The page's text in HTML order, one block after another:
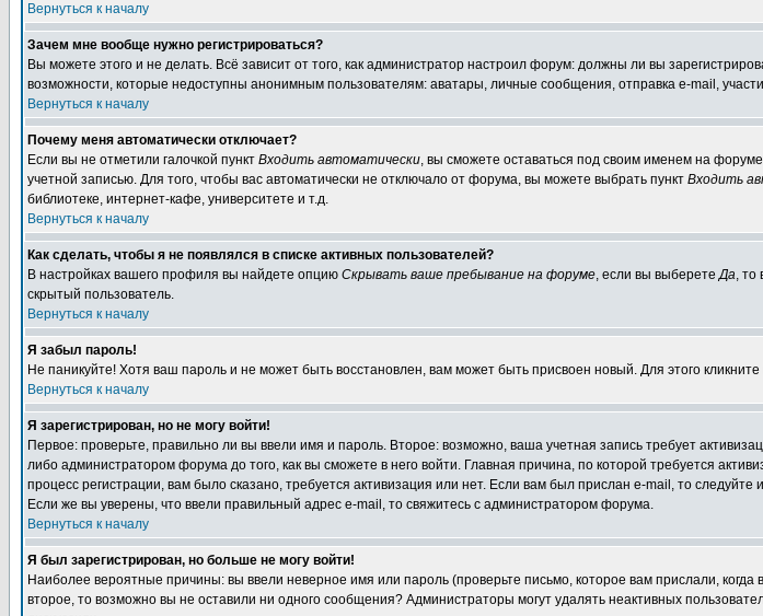
Вернуться к началу
Зачем мне вообще нужно регистрироваться?
Вы можете этого и не делать. Всё зависит от того, как администратор настроил форум: должны ли вы
возможности, которые недоступны анонимным пользователям: аватары, личные сообщения, отправка e-mail,
Вернуться к началу
Почему меня автоматически отключает?
Если вы не отметили галочкой пункт Входить автоматически, вы сможете оставаться под своим именем на
учетной записью. Для того, чтобы вас автоматически не отключало от форума, вы можете выбрать пункт Входить
библиотеке, интернет-кафе, университете и т.д.
Вернуться к началу
Как сделать, чтобы я не появлялся в списке активных пользователей?
В настройках вашего профиля вы найдете опцию Скрывать ваше пребывание на форуме, если вы выберетеДа, то
скрытый пользователь.
Вернуться к началу
Я забыл пароль!
Не паникуйте! Хотя ваш пароль и не может быть восстановлен, вам может быть присвоен новый. Для этого кликните
Вернуться к началу
Я зарегистрирован, но не могу войти!
Первое: проверьте, правильно ли вы ввели имя и пароль. Второе: возможно, ваша учетная запись требует
либо администратором форума до того, как вы сможете в него войти. Главная причина, по которой требуется
процесс регистрации, вам было сказано, требуется активизация или нет. Если вам был прислан e-mail, то
Если же вы уверены, что ввели правильный адрес e-mail, то свяжитесь с администратором форума.
Вернуться к началу
Я был зарегистрирован, но больше не могу войти!
Наиболее вероятные причины: вы ввели неверное имя или пароль (проверьте письмо, которое вам прислали,
второе, то возможно вы не оставили ни одного сообщения? Администраторы могут удалять неактивных